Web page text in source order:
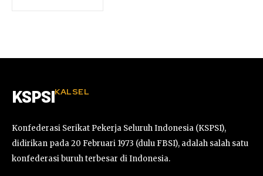
KSPSI KALSEL
Konfederasi Serikat Pekerja Seluruh Indonesia (KSPSI),
didirikan pada 20 Februari 1973 (dulu FBSI), adalah salah satu
konfederasi buruh terbesar di Indonesia.